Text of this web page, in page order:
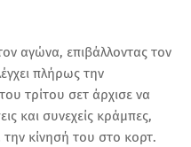
αγώνα, επιβάλλοντας τον
πλήρως την
τρίτου σετ άρχισε να
και συνεχείς κράμπες,
κίνησή του στο κορτ.